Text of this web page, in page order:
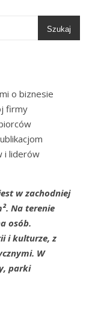
Szukaj
o biznesie
firmy
i liderów
w zachodniej
Na terenie
osób.
i kulturze, z
W
parki